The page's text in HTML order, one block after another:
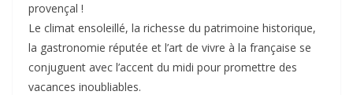
provençal !
Le climat ensoleillé, la richesse du patrimoine historique,
la gastronomie réputée et l’art de vivre à la française se
conjuguent avec l’accent du midi pour promettre des
vacances inoubliables.